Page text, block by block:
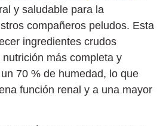
y saludable para la
compañeros peludos. Esta
ingredientes crudos
más completa y
70 % de humedad, lo que
función renal y a una mayor